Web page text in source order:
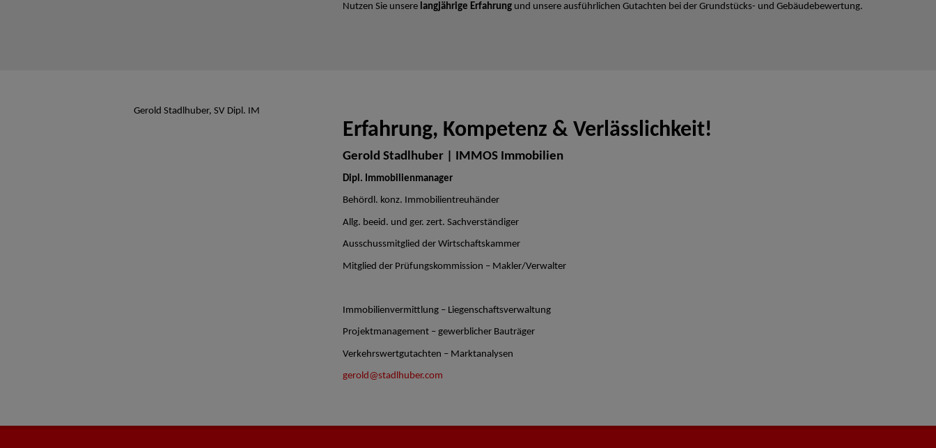
Nutzen Sie unsere langjährige Erfahrung und unsere ausführlichen Gutachten bei der Grundstücks- und Gebäudebewertung.
Gerold Stadlhuber, SV Dipl. IM
Erfahrung, Kompetenz & Verlässlichkeit!
Gerold Stadlhuber | IMMOS Immobilien
Dipl. Immobilienmanager
Behördl. konz. Immobilientreuhänder
Allg. beeid. und ger. zert. Sachverständiger
Ausschussmitglied der Wirtschaftskammer
Mitglied der Prüfungskommission – Makler/Verwalter
Immobilienvermittlung – Liegenschaftsverwaltung
Projektmanagement – gewerblicher Bauträger
Verkehrswertgutachten – Marktanalysen
gerold@stadlhuber.com